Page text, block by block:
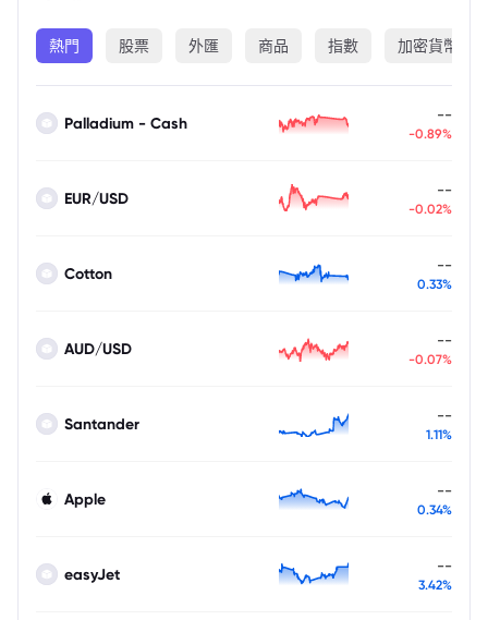
熱門 股票 外匯 商品 指數 加密貨幣
Palladium - Cash --
-0.89%
EUR/USD --
-0.02%
Cotton --
0.33%
AUD/USD --
-0.07%
Santander --
1.11%
Apple --
0.34%
easyJet --
3.42%